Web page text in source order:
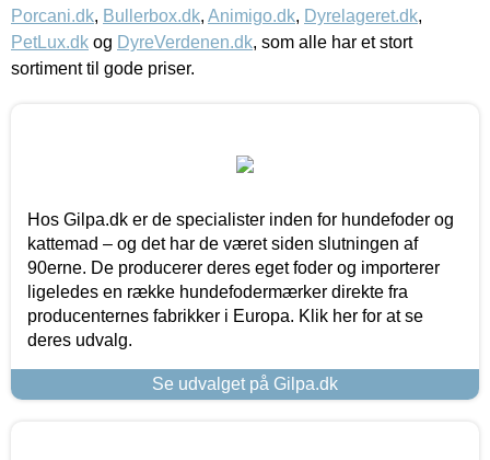
Porcani.dk, Bullerbox.dk, Animigo.dk, Dyrelageret.dk,
PetLux.dk og DyreVerdenen.dk, som alle har et stort
sortiment til gode priser.
Hos Gilpa.dk er de specialister inden for hundefoder og
kattemad – og det har de været siden slutningen af
90erne. De producerer deres eget foder og importerer
ligeledes en række hundefodermærker direkte fra
producenternes fabrikker i Europa. Klik her for at se
deres udvalg.
Se udvalget på Gilpa.dk